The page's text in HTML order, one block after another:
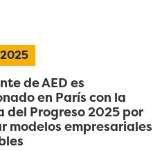
de AED es
en París con la
del Progreso 2025 por
modelos empresariales